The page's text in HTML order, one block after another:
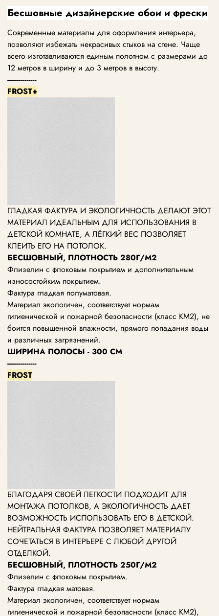
Бесшовные дизайнерские обои и фрески
Современные материалы для оформления интерьера,
позволяют избежать некрасивых стыков на стене. Чаще
всего изготавливаются единым полотном с размерами до
12 метров в ширину и до 3 метров в высоту.
---------------
FROST+
ГЛАДКАЯ ФАКТУРА И ЭКОЛОГИЧНОСТЬ ДЕЛАЮТ ЭТОТ
МАТЕРИАЛ ИДЕАЛЬНЫМ ДЛЯ ИСПОЛЬЗОВАНИЯ В
ДЕТСКОЙ КОМНАТЕ, А ЛЁГКИЙ ВЕС ПОЗВОЛЯЕТ
КЛЕИТЬ ЕГО НА ПОТОЛОК.
БЕСШОВНЫЙ, ПЛОТНОСТЬ 280Г/М2
Флизелин с флоковым покрытием и дополнительным
износостойким покрытием.
Фактура гладкая полуматовая.
Материал экологичен, соответствует нормам
гигиенической и пожарной безопасности (класс КМ2), не
боится повышенной влажности, прямого попадания воды
и различных загрязнений.
ШИРИНА ПОЛОСЫ - 300 СМ
---------------
FROST
БЛАГОДАРЯ СВОЕЙ ЛЕГКОСТИ ПОДХОДИТ ДЛЯ
МОНТАЖА ПОТОЛКОВ, А ЭКОЛОГИЧНОСТЬ ДАЕТ
ВОЗМОЖНОСТЬ ИСПОЛЬЗОВАТЬ ЕГО В ДЕТСКОЙ.
НЕЙТРАЛЬНАЯ ФАКТУРА ПОЗВОЛЯЕТ МАТЕРИАЛУ
СОЧЕТАТЬСЯ В ИНТЕРЬЕРЕ С ЛЮБОЙ ДРУГОЙ
ОТДЕЛКОЙ.
БЕСШОВНЫЙ, ПЛОТНОСТЬ 250Г/М2
Флизелин с флоковым покрытием.
Фактура гладкая матовая.
Материал экологичен, соответствует нормам
гигиенической и пожарной безопасности (класс KM2),